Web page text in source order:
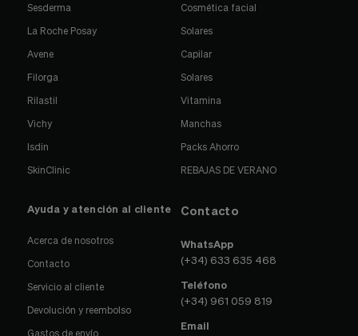
Sesderma
La Roche Posay
Avene
Filorga
Rilastil
Vichy
Isdin
SkinClinic
Cosmética facial
Solares
Capilar
Solares
Vitamina
Manchas
Packs Ahorro
REBAJAS DE VERANO
Ayuda y atención al cliente
Acerca de nosotros
Contacto
Servicio al cliente
Devolución y reembolso
Gastos de envío
Contacto
WhatsApp
(+34) 633 635 468
Teléfono
(+34) 961 059 819
Email